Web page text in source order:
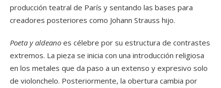
producción teatral de París y sentando las bases para
creadores posteriores como Johann Strauss hijo.
Poeta y aldeano es célebre por su estructura de contrastes
extremos. La pieza se inicia con una introducción religiosa
en los metales que da paso a un extenso y expresivo solo
de violonchelo. Posteriormente, la obertura cambia por